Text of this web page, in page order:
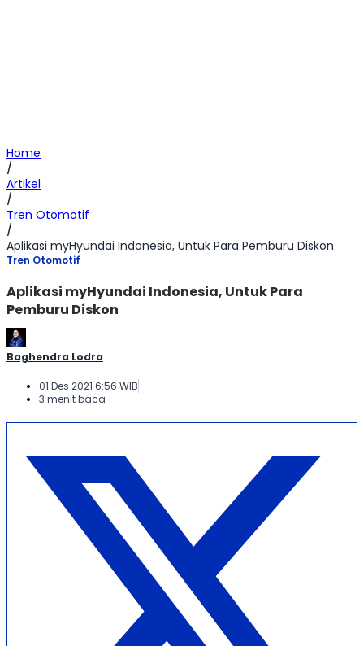
Home
/
Artikel
/
Tren Otomotif
/
Aplikasi myHyundai Indonesia, Untuk Para Pemburu Diskon
Tren Otomotif
Aplikasi myHyundai Indonesia, Untuk Para
Pemburu Diskon
Baghendra Lodra
01 Des 2021 6:56 WIB
3 menit baca